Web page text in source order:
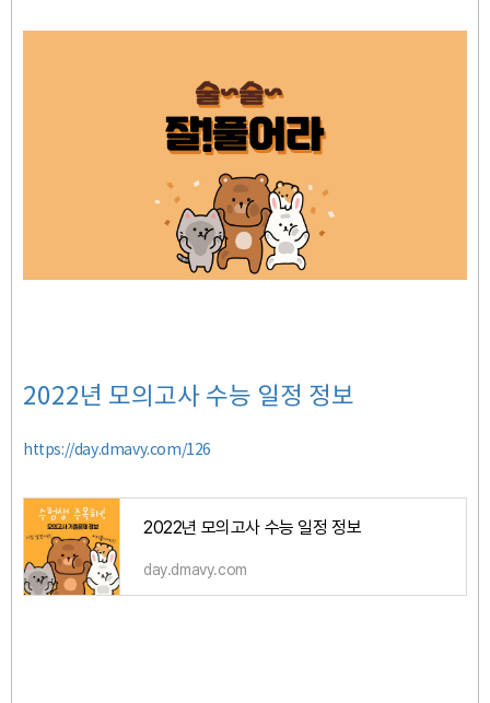
2022년 모의고사 수능 일정 정보
https://day.dmavy.com/126
2022년 모의고사 수능 일정 정보
day.dmavy.com